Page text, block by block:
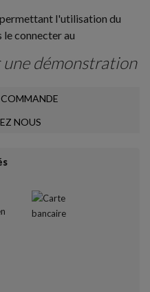
l'utilisation du
le connecter au
démonstration
COMMANDE
NOUS